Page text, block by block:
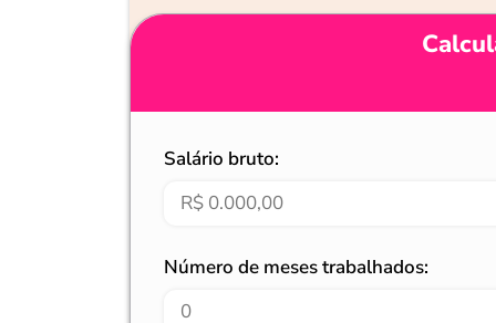
Salário bruto:
Número de meses trabalhados: